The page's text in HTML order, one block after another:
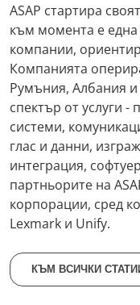
ASAP стартира
към момента е
компании,
Компанията
Румъния, Албания
спектър от услуги
системи,
глас и данни,
интеграция,
партньорите на
корпорации, сред
Lexmark и Unify.
КЪМ ВСИЧКИ